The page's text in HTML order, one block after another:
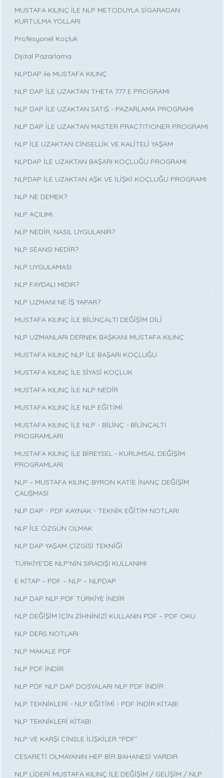
MUSTAFA KILINÇ İLE NLP METODUYLA SİGARADAN
KURTULMA YOLLARI
Profesyonel Koçluk
Dijital Pazarlama
NLPDAP ile MUSTAFA KILINÇ
NLP DAP İLE UZAKTAN THETA 777 E PROGRAMI
NLP DAP İLE UZAKTAN SATIŞ - PAZARLAMA PROGRAMI
NLP DAP İLE UZAKTAN MASTER PRACTITIONER PROGRAMI
NLP İLE UZAKTAN CİNSELLİK VE KALİTELİ YAŞAM
NLPDAP İLE UZAKTAN BAŞARI KOÇLUĞU PROGRAMI
NLPDAP İLE UZAKTAN AŞK VE İLİŞKİ KOÇLUĞU PROGRAMI
NLP NE DEMEK?
NLP AÇILIMI
NLP NEDİR, NASIL UYGULANIR?
NLP SEANSI NEDİR?
NLP UYGULAMASI
NLP FAYDALI MIDIR?
NLP UZMANI NE İŞ YAPAR?
MUSTAFA KILINÇ İLE BİLİNÇALTI DEĞİŞİM DİLİ
NLP UZMANLARI DERNEK BAŞKANI MUSTAFA KILINÇ
MUSTAFA KILINÇ NLP İLE BAŞARI KOÇLUĞU
MUSTAFA KILINÇ İLE SİYASİ KOÇLUK
MUSTAFA KILINÇ İLE NLP NEDİR
MUSTAFA KILINÇ İLE NLP EĞİTİMİ
MUSTAFA KILINÇ İLE NLP - BİLİNÇ - BİLİNÇALTI
PROGRAMLARI
MUSTAFA KILINÇ İLE BİREYSEL - KURUMSAL DEĞİŞİM
PROGRAMLARI
NLP – MUSTAFA KILINÇ BYRON KATİE İNANÇ DEĞİŞİM
ÇALIŞMASI
NLP DAP - PDF KAYNAK - TEKNİK EĞİTİM NOTLARI
NLP İLE ÖZGÜN OLMAK
NLP DAP YAŞAM ÇİZGİSİ TEKNİĞİ
TÜRKİYE'DE NLP'NİN SIRADIŞI KULLANIMI
E KİTAP – PDF – NLP – NLPDAP
NLP DAP NLP PDF TÜRKİYE İNDİR
NLP DEĞİŞİM İÇİN ZİHNİNİZİ KULLANIN PDF – PDF OKU
NLP DERS NOTLARI
NLP MAKALE PDF
NLP PDF İNDİR
NLP PDF NLP DAP DOSYALARI NLP PDF İNDİR
NLP TEKNİKLERİ - NLP EĞİTİMİ - PDF İNDİR KİTABI
NLP TEKNİKLERİ KİTABI
NLP VE KARŞI CİNSLE İLİŞKİLER “PDF”
CESARETİ OLMAYANIN HEP BİR BAHANESİ VARDIR
NLP LİDERİ MUSTAFA KILINÇ İLE DEĞİŞİM / GELİŞİM / NLP